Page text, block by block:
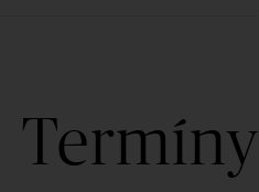
Termíny